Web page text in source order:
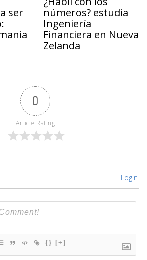
ser
números? estudia
Ingeniería
Financiera en Nueva
Zelanda
0
Article Rating
Login
{} [+]